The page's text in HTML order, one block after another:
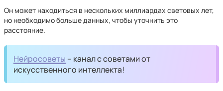
Он может находиться в нескольких миллиардах световых лет,
но необходимо больше данных, чтобы уточнить это
расстояние.
Нейросоветы – канал с советами от
искусственного интеллекта!